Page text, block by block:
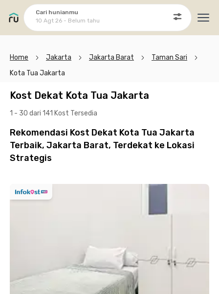
Cari hunianmu
10 Agt 26 - Belum tahu
Home Jakarta Jakarta Barat
Taman Sari
Kota Tua Jakarta
Kost Dekat Kota Tua Jakarta
1 - 30 dari 141 Kost Tersedia
Rekomendasi Kost Dekat Kota Tua Jakarta
Terbaik, Jakarta Barat, Terdekat ke Lokasi
Strategis